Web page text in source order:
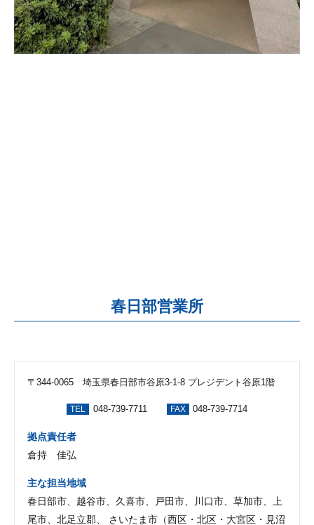
春日部営業所
〒344-0065 埼玉県春日部市谷原3-1-8 プレジデント谷原1階
TEL 048-739-7711 FAX 048-739-7714
拠点責任者
倉持 佳弘
主な担当地域
春日部市、越谷市、久喜市、戸田市、川口市、草加市、上
尾市、北足立郡、 さいたま市（西区・北区・大宮区・見沼